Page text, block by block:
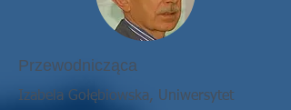
Przewodnicząca
Izabela Gołębiowska, Uniwersytet